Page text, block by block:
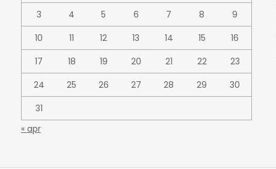
3
4 5 6 7 8
9
10
11 12 13 14 15
16
17
18 19 20 21 22
23
24
25 26 27 28 29
30
31
« apr